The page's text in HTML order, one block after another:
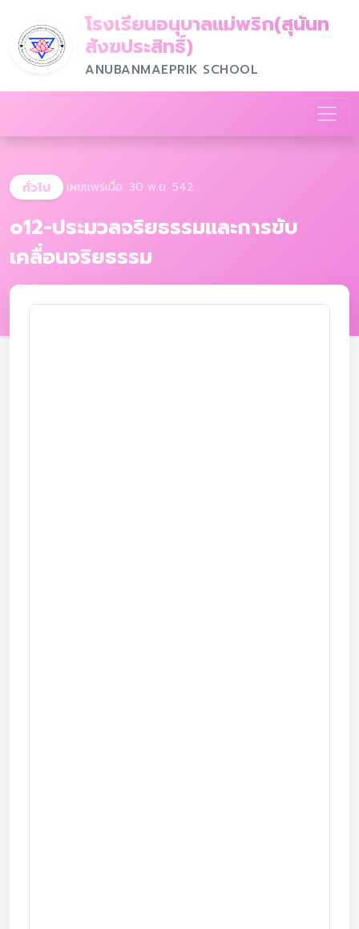
โรงเรียนอนุบาลแม่พริก(สุนันท
สังฆประสิทธิ์)
ANUBANMAEPRIK SCHOOL
ทั่วไป เผยแพร่เมื่อ: 30 พ.ย. 542
o12-ประมวลจริยธรรมและการขับ
เคลื่อนจริยธรรม